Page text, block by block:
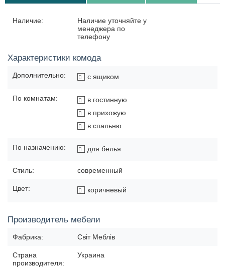
Наличие:
Наличие уточняйте у
менеджера по
телефону
Характеристики комода
Дополнительно: с ящиком
По комнатам:
в гостинную
в прихожую
в спальню
По назначению: для белья
Стиль: современный
Цвет: коричневый
Производитель мебели
Фабрика: Світ Меблів
Страна
производителя:
Украина